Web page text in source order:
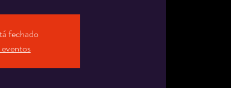
fechado